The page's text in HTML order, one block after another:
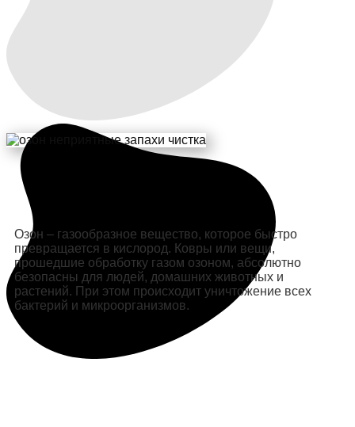
Озон – газообразное вещество, которое быстро
превращается в кислород. Ковры или вещи,
прошедшие обработку газом озоном, абсолютно
безопасны для людей, домашних животных и
растений. При этом происходит уничтожение всех
бактерий и микроорганизмов.